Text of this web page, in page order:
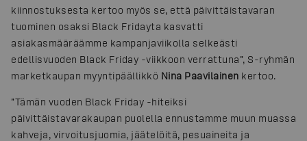
kiinnostuksesta kertoo myös se, että päivittäistavaran
tuominen osaksi Black Fridayta kasvatti
asiakasmääräämme kampanjaviikolla selkeästi
edellisvuoden Black Friday -viikkoon verrattuna”, S-ryhmän
marketkaupan myyntipäällikkö Nina Paavilainen kertoo.
”Tämän vuoden Black Friday -hiteiksi
päivittäistavarakaupan puolella ennustamme muun muassa
kahveja, virvoitusjuomia, jäätelöitä, pesuaineita ja